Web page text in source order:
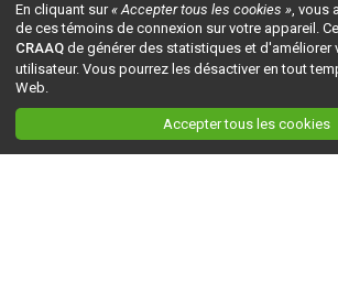
En cliquant sur« Accepter tous les cookies », vous
de ces témoins de connexion sur votre appareil.
CRAAQ de générer des statistiques et d'améliorer
utilisateur. Vous pourrez les désactiver en tout
Web.
Accepter tous les cookies